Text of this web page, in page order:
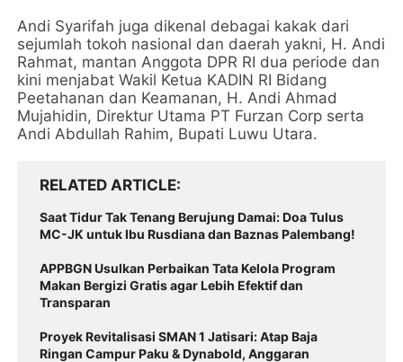
Andi Syarifah juga dikenal debagai kakak dari
sejumlah tokoh nasional dan daerah yakni, H. Andi
Rahmat, mantan Anggota DPR RI dua periode dan
kini menjabat Wakil Ketua KADIN RI Bidang
Peetahanan dan Keamanan, H. Andi Ahmad
Mujahidin, Direktur Utama PT Furzan Corp serta
Andi Abdullah Rahim, Bupati Luwu Utara.
RELATED ARTICLE
Saat Tidur Tak Tenang Berujung Damai: Doa Tulus
MC-JK untuk Ibu Rusdiana dan Baznas Palembang!
APPBGN Usulkan Perbaikan Tata Kelola Program
Makan Bergizi Gratis agar Lebih Efektif dan
Transparan
Proyek Revitalisasi SMAN 1 Jatisari: Atap Baja
Ringan Campur Paku & Dynabold, Anggaran